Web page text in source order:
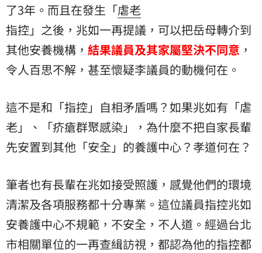
了3年。而且在發生「虐老
指控」之後，兆如一再提議，可以把岳母轉介到
其他安養機構， 結果議員及其家屬堅決不同意 ，
令人百思不解，甚至懷疑李議員的動機何在。
這不是和「指控」自相矛盾嗎？如果兆如有「虐
老」、「疥瘡群聚感染」，為什麼不把自家長輩
先安置到其他「安全」的養護中心？孝道何在？
筆者也有長輩在兆如接受照護，感覺他們的環境
清潔及各項服務都十分專業。這位議員指控兆如
安養護中心不規範，不安全，不人道。經過台北
市相關單位的一再查緝訪視，都認為他的指控都